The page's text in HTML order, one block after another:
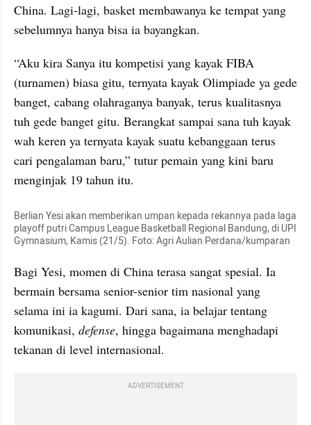
China. Lagi-lagi, basket membawanya ke tempat yang
sebelumnya hanya bisa ia bayangkan.
“Aku kira Sanya itu kompetisi yang kayak FIBA
(turnamen) biasa gitu, ternyata kayak Olimpiade ya gede
banget, cabang olahraganya banyak, terus kualitasnya
tuh gede banget gitu. Berangkat sampai sana tuh kayak
wah keren ya ternyata kayak suatu kebanggaan terus
cari pengalaman baru,” tutur pemain yang kini baru
menginjak 19 tahun itu.
Berlian Yesi akan memberikan umpan kepada rekannya pada laga
playoff putri Campus League Basketball Regional Bandung, di UPI
Gymnasium, Kamis (21/5). Foto: Agri Aulian Perdana/kumparan
Bagi Yesi, momen di China terasa sangat spesial. Ia
bermain bersama senior-senior tim nasional yang
selama ini ia kagumi. Dari sana, ia belajar tentang
komunikasi, defense, hingga bagaimana menghadapi
tekanan di level internasional.
ADVERTISEMENT